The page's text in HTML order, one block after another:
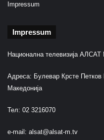
Impressum
Impressum
Национална телевизија АЛСАТ
Адреса: Булевар Крсте Петков
Македонија
Тел: 02 3216070
e-mail: alsat@alsat-m.tv